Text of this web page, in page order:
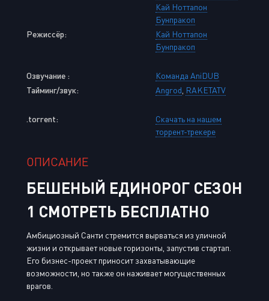
Кай Ноттапон
Бунпракоп
Режиссёр:
Кай Ноттапон
Бунпракоп
Озвучание :
Команда AniDUB
Тайминг/звук:
Angrod RAKETATV
.torrent:
Скачать на нашем
торрент-трекере
ОПИСАНИЕ
БЕШЕНЫЙ ЕДИНОРОГ СЕЗОН
1 СМОТРЕТЬ БЕСПЛАТНО
Амбициозный Санти стремится вырваться из уличной
жизни и открывает новые горизонты, запустив стартап.
Его бизнес-проект приносит захватывающие
возможности, но также он наживает могущественных
врагов.